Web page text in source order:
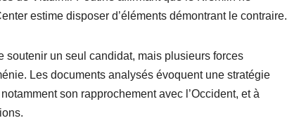
estime disposer d’éléments démontrant le contraire.
soutenir un seul candidat, mais plusieurs forces
Les documents analysés évoquent une stratégie
son rapprochement avec l’Occident, et à